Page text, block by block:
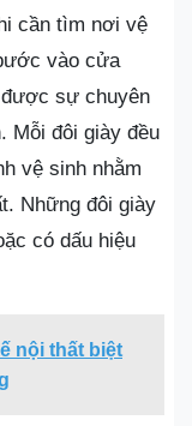
cần tìm nơi vệ
vào cửa
được sự chuyên
Mỗi đôi giày đều
vệ sinh nhằm
Những đôi giày
có dấu hiệu
nội thất biệt